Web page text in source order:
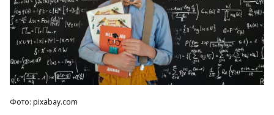
Фото: pixabay.com